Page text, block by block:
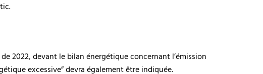
2022, devant le bilan énergétique concernant l’émission
excessive” devra également être indiquée.